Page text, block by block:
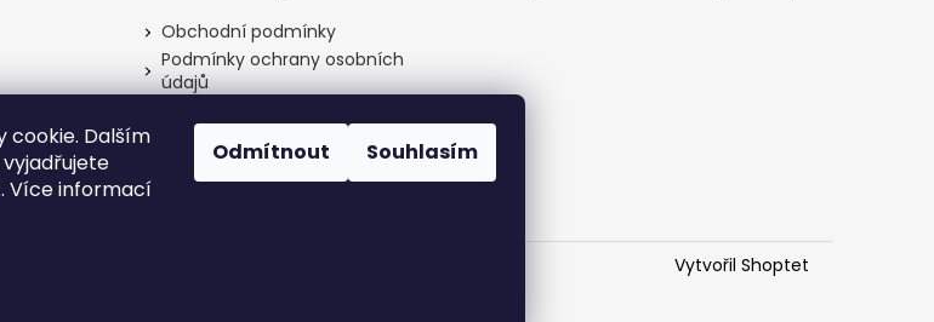
cookie. Dalším
Více informací
Odmítnout Souhlasím
Obchodní podmínky
Podmínky ochrany osobních
údajů
Vytvořil Shoptet